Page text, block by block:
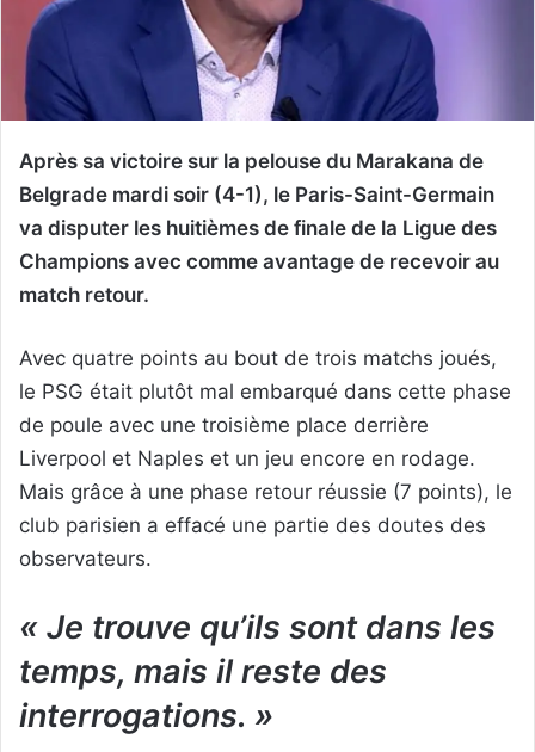
Après sa victoire sur la pelouse du Marakana de
Belgrade mardi soir (4-1), le Paris-Saint-Germain
va disputer les huitièmes de finale de la Ligue des
Champions avec comme avantage de recevoir au
match retour.
Avec quatre points au bout de trois matchs joués,
le PSG était plutôt mal embarqué dans cette phase
de poule avec une troisième place derrière
Liverpool et Naples et un jeu encore en rodage.
Mais grâce à une phase retour réussie (7 points), le
club parisien a effacé une partie des doutes des
observateurs.
« Je trouve qu’ils sont dans les
temps, mais il reste des
interrogations. »